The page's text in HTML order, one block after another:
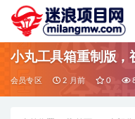
小丸工具箱重制版，
会员专区 2 月前 0
全部